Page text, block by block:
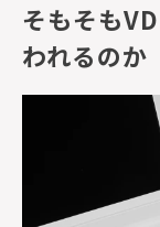
そもそも
われるのか